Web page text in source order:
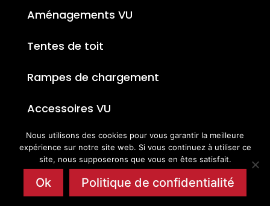
Aménagements VU
Tentes de toit
Rampes de chargement
Accessoires VU
Nous utilisons des cookies pour vous garantir la meilleure
expérience sur notre site web. Si vous continuez à utiliser ce
site, nous supposerons que vous en êtes satisfait.
Ok Politique de confidentialité